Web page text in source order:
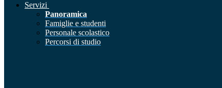
Servizi
Panoramica
Famiglie e studenti
Personale scolastico
Percorsi di studio